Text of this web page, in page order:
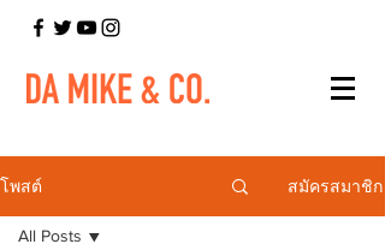
โพสต์ สมัครสมาชิก
All Posts